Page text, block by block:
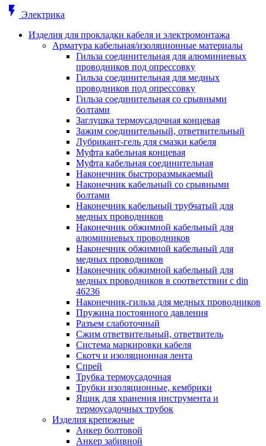
монтажные
Деталь крепежная для несущих и и
профильных реек
Зажим для крышки системы
поддержки кабелей
Кронштейн для кабельного лотка
Крышка для кабельных лотков
лотков
Лоток кабельный лестничный
Лоток кабельный листовой
Лоток кабельный проволочный
Настенный и потолочный
для кабельного лотка
Несущий профиль
лотков
Ответвление т-образное для
лотков
Пластина монтажная для
лотка
Потолочный кронштейн для
прокладки кабеля
Потолочный профиль для
Разделитель для лотка
Рейки профильные
несущие
Секция угловая для кабельных
Соединитель для кабельных
Каналы настенного и потолочного
Зажим кабельный для кабель-
Кабель-канал
Кабель-канал напольный
Кабель-канал настенный
Коробка монтажная для
кабель-канала
Коробка распределительная для
flash_on
Электрика
Изделия для прокладки кабеля и электромонтажа
Арматура кабельная/изоляционные материалы
Гильза соединительная для алюминиевых
проводников под опрессовку
Гильза соединительная для медных
проводников под опрессовку
Гильза соединительная со срывными
болтами
Заглушка термоусадочная концевая
Зажим соединительный, ответвительный
Лубрикант-гель для смазки кабеля
Муфта кабельная концевая
Муфта кабельная соединительная
Наконечник быстроразмыкаемый
Наконечник кабельный со срывными
болтами
Наконечник кабельный трубчатый для
медных проводников
Наконечник обжимной кабельный для
алюминиевых проводников
Наконечник обжимной кабельный для
медных проводников
Наконечник обжимной кабельный для
медных проводников в соответствии с din
46236
Наконечник-гильза для медных проводников
Пружина постоянного давления
Разъем слаботочный
Сжим ответвительный, ответвитель
Система маркировки кабеля
Скотч и изоляционная лента
Спрей
Трубка термоусадочная
Трубки изоляционные, кембрики
Ящик для хранения инструмента и
термоусадочных трубок
Изделия крепежные
Анкер болтовой
Анкер забивной